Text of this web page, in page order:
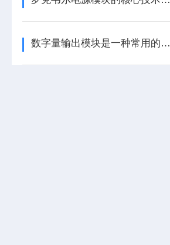
数字量输出模块是一种常用的控制器设备